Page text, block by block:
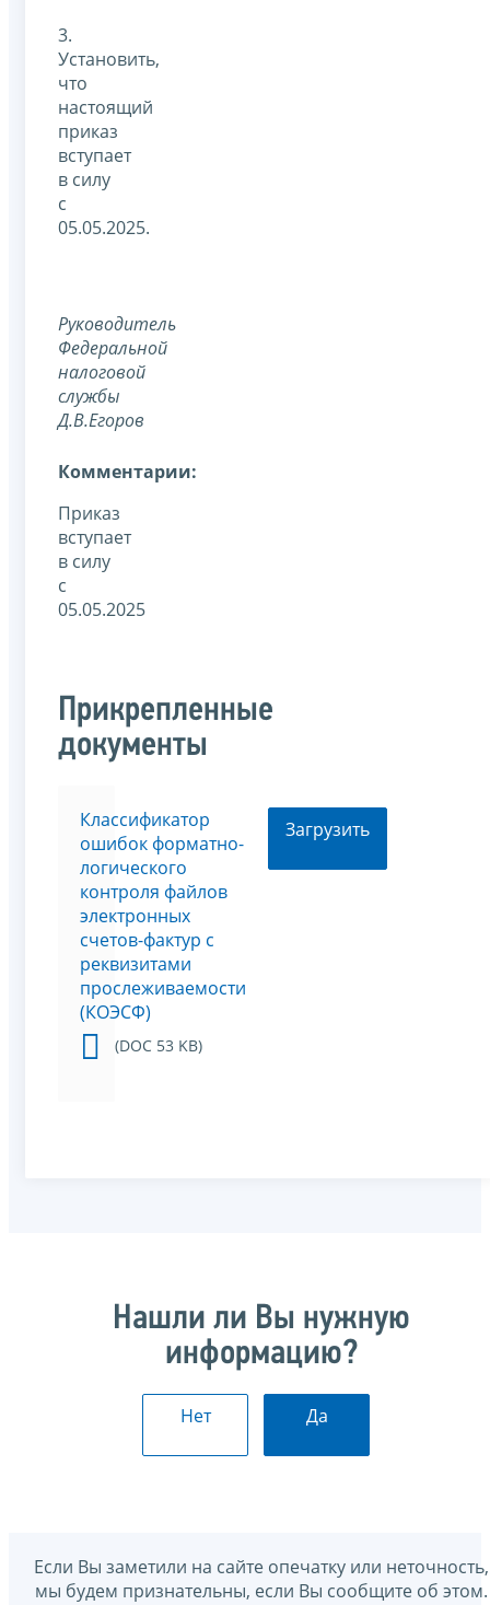
3.
Установить,
что
настоящий
приказ
вступает
в силу
с
05.05.2025.
Руководитель
Федеральной
налоговой
службы
Д.В.Егоров
Комментарии:
Приказ
вступает
в силу
с
05.05.2025
Прикрепленные
документы
Классификатор
ошибок форматно-
логического
контроля файлов
электронных
счетов-фактур с
реквизитами
прослеживаемости
(КОЭСФ)
(DOC 53 KB)
Загрузить
Нашли ли Вы нужную
информацию?
Нет Да
Если Вы заметили на сайте опечатку или неточность,
мы будем признательны, если Вы сообщите об этом.